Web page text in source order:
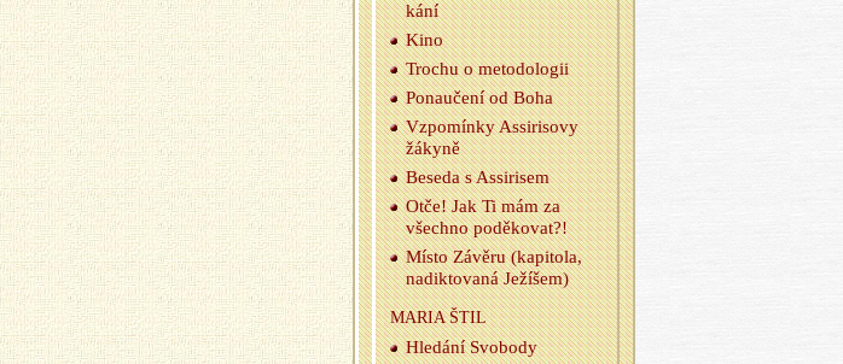
ká­ní
Kino
Tro­chu o me­to­do­lo­gii
Po­na­u­če­ní od Boha
Vzpo­mín­ky As­si­ri­so­vy
žá­ky­ně
Be­se­da s As­si­ri­sem
Otče! Jak Ti mám za
všech­no po­dě­ko­vat?!
Místo Zá­vě­ru (ka­pi­to­la,
na­dik­to­va­ná Je­ží­šem)
MARIA ŠTIL
Hle­dá­ní Svo­bo­dy